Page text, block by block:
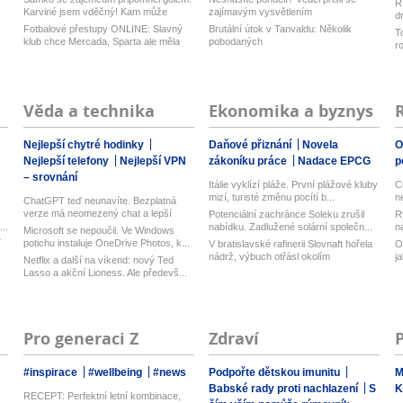
Karviné jsem vděčný! Kam může
odejí...
Fotbalové přestupy ONLINE: Slavný
klub chce Mercada, Sparta ale měla
zajímavým vysvětlením
Brutální útok v Tanvaldu: Několik
pobodaných
Věda a technika
Nejlepší chytré hodinky
Nejlepší telefony
Nejlepší VPN
– srovnání
ChatGPT teď neunavíte. Bezplatná
verze má neomezený chat a lepší
model...
Microsoft se nepoučil. Ve Windows
potichu instaluje OneDrive Photos, k...
Netflix a další na víkend: nový Ted
Lasso a akční Lioness. Ale předevš...
Ekonomika a byznys
Daňové přiznání
Novela
zákoníku práce
Nadace EPCG
Itálie vyklízí pláže. První plážové kluby
mizí, turisté změnu pocítí b...
Potenciální zachránce Soleku zrušil
nabídku. Zadlužené solární společn...
V bratislavské rafinerii Slovnaft hořela
nádrž, výbuch otřásl okolím
Pro generaci Z
#inspirace #wellbeing #news
RECEPT: Perfektní letní kombinace,
Zdraví
Podpořte dětskou imunitu
Babské rady proti nachlazení
S